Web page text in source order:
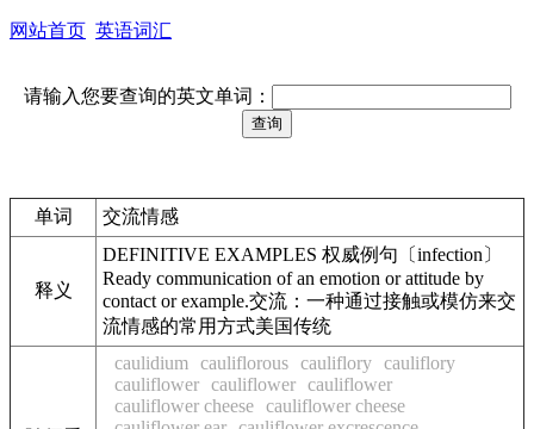
网站首页 英语词汇
请输入您要查询的英文单词：
单词 交流情感
释义
DEFINITIVE EXAMPLES 权威例句〔infection〕
Ready communication of an emotion or attitude by
contact or example.交流：一种通过接触或模仿来交
流情感的常用方式美国传统
caulidium cauliflorous cauliflory cauliflory
cauliflower cauliflower cauliflower
cauliflower cheese cauliflower cheese